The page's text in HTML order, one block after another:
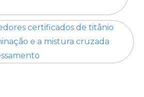
certificados de titânio
e a mistura cruzada